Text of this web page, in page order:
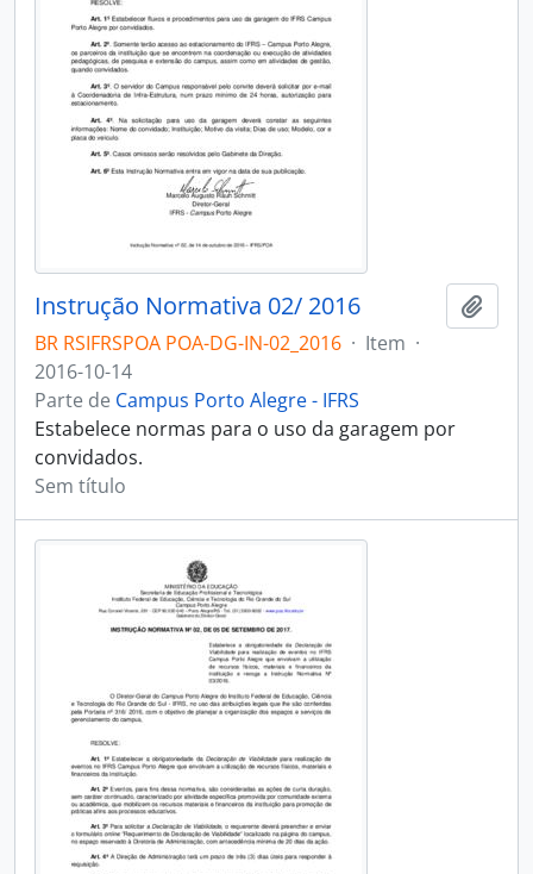
Instrução Normativa 02/ 2016
BR RSIFRSPOA POA-DG-IN-02_2016 · Item ·
2016-10-14
Parte de Campus Porto Alegre - IFRS
Estabelece normas para o uso da garagem por
convidados.
Sem título